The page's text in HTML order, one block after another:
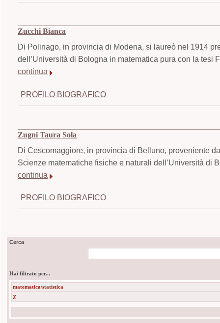
Zucchi Bianca
Di Polinago, in provincia di Modena, si laureò nel 1914
dell’Università di Bologna in matematica pura con la
continua
PROFILO BIOGRAFICO
Zugni Taura Sola
Di Cescomaggiore, in provincia di Belluno, proveniente
Scienze matematiche fisiche e naturali dell’Università di
continua
PROFILO BIOGRAFICO
Cerca
Hai filtrato per...
matematica/statistica
Z